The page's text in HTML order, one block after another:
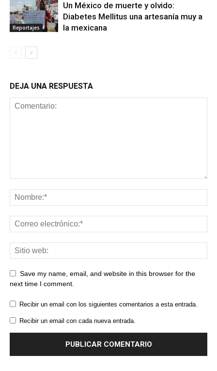
Reportajes
Un México de muerte y olvido:
Diabetes Mellitus una artesanía muy a
la mexicana
DEJA UNA RESPUESTA
Save my name, email, and website in this browser for the
next time I comment.
Recibir un email con los siguientes comentarios a esta entrada.
Recibir un email con cada nueva entrada.